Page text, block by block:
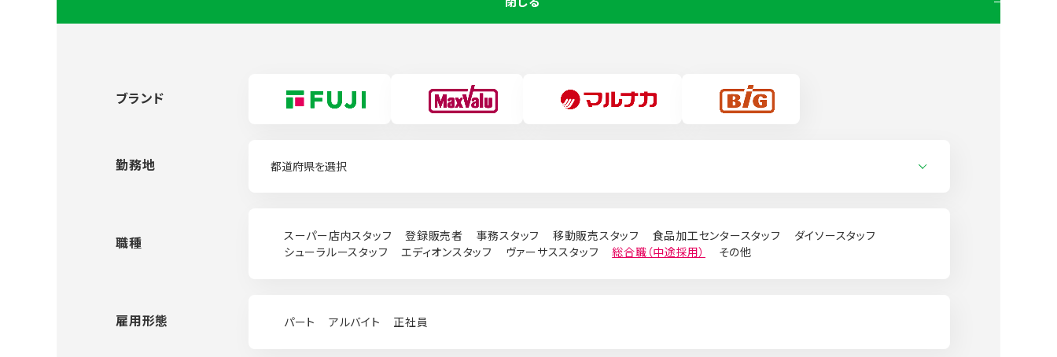
ブランド
勤務地
職種 スーパー店内スタッフ 登録販売者 事務スタッフ 移動販売スタッフ 食品加工センタースタッフ
ダイソースタッフ
シューラルースタッフ
エディオンスタッフ ヴァーサススタッフ 総合職（中途採用） その他
雇用形態 パート アルバイト 正社員